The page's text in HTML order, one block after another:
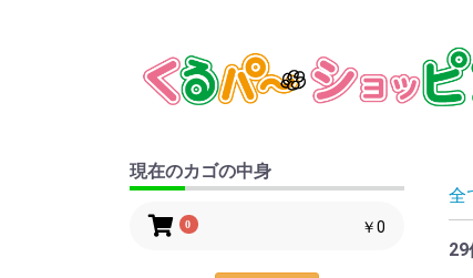
現在のカゴの中身
0 ￥0
全
29